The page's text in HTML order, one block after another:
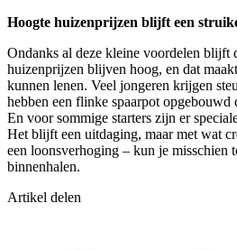
Hoogte huizenprijzen blijft een
Ondanks al deze kleine voordelen
huizenprijzen blijven hoog, en dat
kunnen lenen. Veel jongeren krijgen
hebben een flinke spaarpot
En voor sommige starters zijn er
Het blijft een uitdaging, maar met wat
een loonsverhoging – kun je misschien
binnenhalen.
Artikel delen